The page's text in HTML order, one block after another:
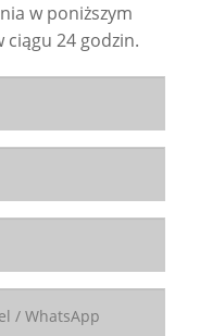
w poniższym
24 godzin.